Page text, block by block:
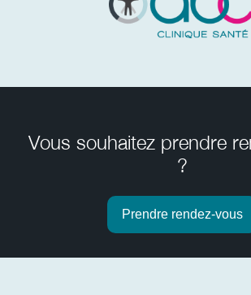
Vous souhaitez prendre
?
Prendre rendez-vous